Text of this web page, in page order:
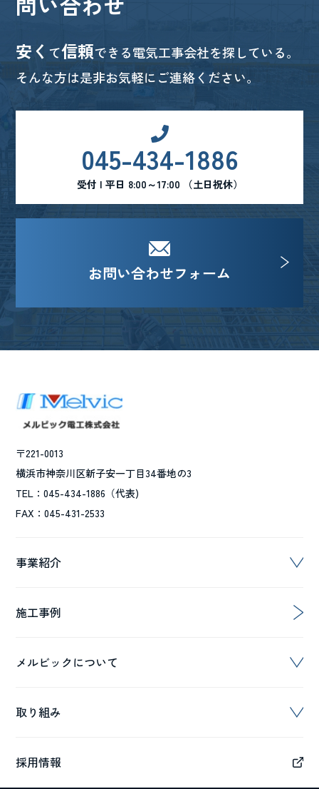
安く て信頼できる電気工事会社を探している。
そんな方は是非お気軽にご連絡ください。
045-434-1886
受付 | 平日 8:00～17:00 （土日祝休）
お問い合わせフォーム
〒221-0013
横浜市神奈川区新子安一丁目34番地の3
TEL：045-434-1886（代表)
FAX：045-431-2533
事業紹介
施工事例
メルビックについて
取り組み
採用情報